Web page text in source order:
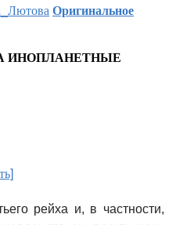
Оригинальное
ИНОПЛАНЕТНЫЕ
рейха и, в частности,